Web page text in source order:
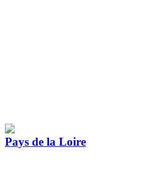
Pays de la Loire